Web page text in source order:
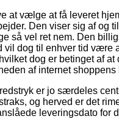
at vælge at få leveret
Den viser sig af og
så vel ret nem. Den
vil dog til enhver tid være
dog er betinget af at
af internet
er jo særdeles
og herved er det
leveringsdato for